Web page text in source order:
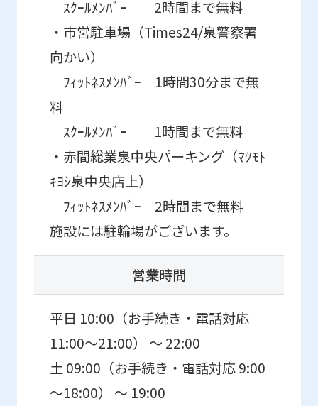
ｽｸｰﾙﾒﾝﾊﾞｰ 2時間まで無料
・市営駐車場（Times24/泉警察署
向かい）
ﾌｨｯﾄﾈｽﾒﾝﾊﾞｰ 1時間30分まで無
料
ｽｸｰﾙﾒﾝﾊﾞｰ 1時間まで無料
・赤間総業泉中央パーキング（ﾏﾂﾓﾄ
ｷﾖｼ泉中央店上）
ﾌｨｯﾄﾈｽﾒﾝﾊﾞｰ 2時間まで無料
施設には駐輪場がございます。
営業時間
平日 10:00（お手続き・電話対応
11:00～21:00） ～ 22:00
土 09:00（お手続き・電話対応 9:00
～18:00） ～ 19:00